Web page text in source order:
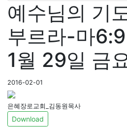
예수님의 기
부르라-마
1월 29일 금
2016-02-01
은혜장로교회_김동원목사
Download